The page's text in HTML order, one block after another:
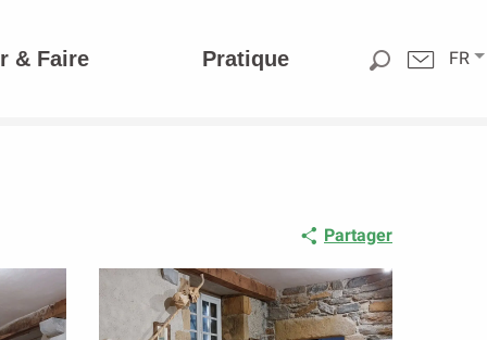
FR
& Faire Pratique
Partager